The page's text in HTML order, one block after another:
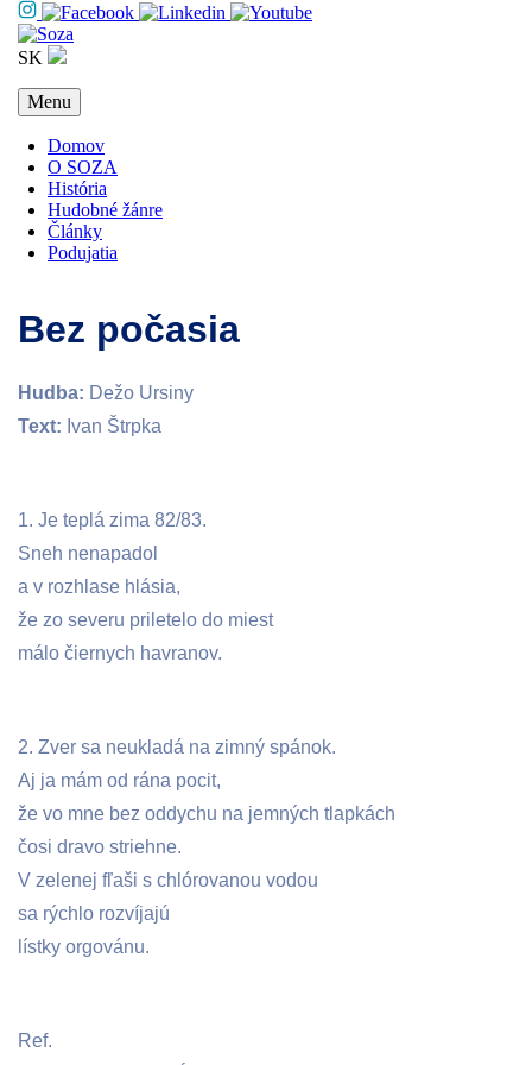
SK
Menu
Domov
O SOZA
História
Hudobné žánre
Články
Podujatia
Bez počasia
Hudba: Dežo Ursiny
Text: Ivan Štrpka
1. Je teplá zima 82/83.
Sneh nenapadol
a v rozhlase hlásia,
že zo severu priletelo do miest
málo čiernych havranov.
2. Zver sa neukladá na zimný spánok.
Aj ja mám od rána pocit,
že vo mne bez oddychu na jemných tlapkách
čosi dravo striehne.
V zelenej fľaši s chlórovanou vodou
sa rýchlo rozvíjajú
lístky orgovánu.
Ref.